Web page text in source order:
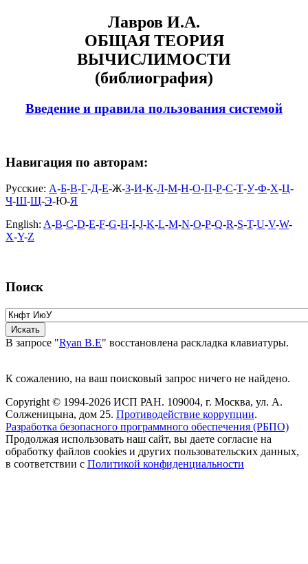
Лавров И.А.
ОБЩАЯ ТЕОРИЯ
ВЫЧИСЛИМОСТИ
(библиография)
Введение и правила пользования системой
Навигация по авторам:
Русские: А-Б-В-Г-Д-Е-Ж-З-И-К-Л-М-Н-О-П-Р-С-Т-У-Ф-Х-Ц-
Ч-Ш-Щ-Э-Ю-Я
English: A-B-C-D-E-F-G-H-I-J-K-L-M-N-O-P-Q-R-S-T-U-V-W-
X-Y-Z
Поиск
В запросе "Ryan B.E" восстановлена раскладка клавиатуры.
К сожалению, на ваш поисковый запрос ничего не найдено.
Copyright © 1994-2026 ИСП РАН. 109004, г. Москва, ул. А.
Солженицына, дом 25. Противодействие коррупции.
Разработка безопасного программного обеспечения (РБПО)
Продолжая использовать наш сайт, вы даете согласие на
обработку файлов cookies и других пользовательских данных,
в соответствии с Политикой конфиденциальности